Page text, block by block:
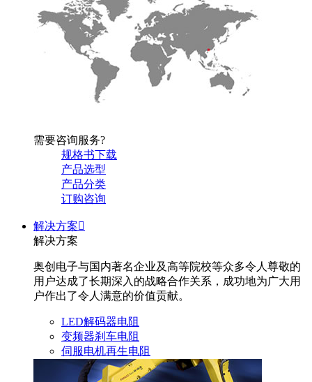
需要咨询服务?
规格书下载
产品选型
产品分类
订购咨询
解决方案
解决方案
奥创电子与国内著名企业及高等院校等众多令人尊敬的
用户达成了长期深入的战略合作关系，成功地为广大用
户作出了令人满意的价值贡献。
LED解码器电阻
变频器刹车电阻
伺服电机再生电阻